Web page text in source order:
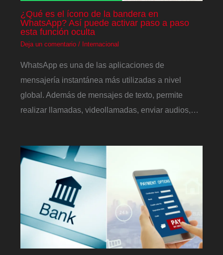
¿Qué es el ícono de la bandera en
WhatsApp? Así puede activar paso a paso
esta función oculta
Deja un comentario / Internacional
WhatsApp es una de las aplicaciones de
mensajería instantánea más utilizadas a nivel
global. Además de mensajes de texto, permite
realizar llamadas, videollamadas, enviar audios,…